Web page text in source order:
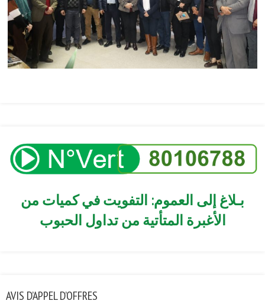
بـلاغ إلى العموم: التفويت في كميات من
الأغبرة المتأتية من تداول الحبوب
AVIS D’APPEL D’OFFRES